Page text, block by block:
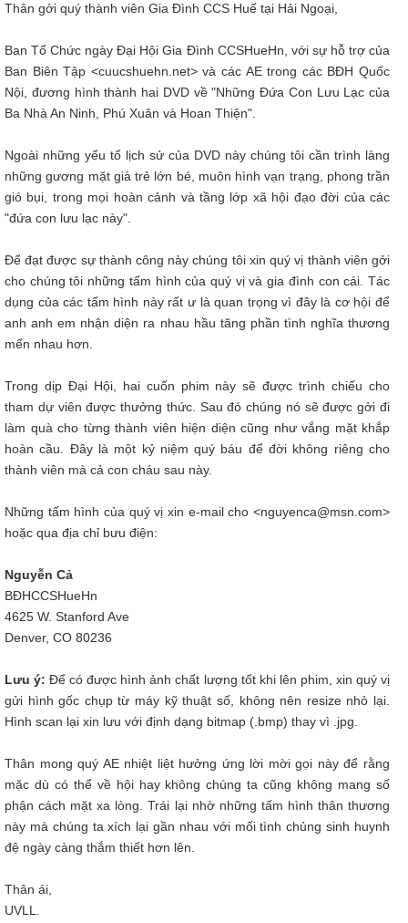
Thân gởi quý thành viên Gia Đình CCS Huế tại Hải Ngoại,
Ban Tổ Chức ngày Đại Hội Gia Đình CCSHueHn, với sự hỗ trợ của
Ban Biên Tập <cuucshuehn.net> và các AE trong các BĐH Quốc
Nội, đương hình thành hai DVD về "Những Đứa Con Lưu Lạc của
Ba Nhà An Ninh, Phú Xuân và Hoan Thiện".
Ngoài những yếu tố lịch sử của DVD này chúng tôi cần trình làng
những gương mặt già trẻ lớn bé, muôn hình vạn trạng, phong trần
gió bụi, trong mọi hoàn cảnh và tầng lớp xã hội đạo đời của các
"đứa con lưu lạc này".
Để đạt được sự thành công này chúng tôi xin quý vị thành viên gởi
cho chúng tôi những tấm hình của quý vị và gia đình con cái. Tác
dụng của các tấm hình này rất ư là quan trọng vì đây là cơ hội để
anh anh em nhận diện ra nhau hầu tăng phần tình nghĩa thương
mến nhau hơn.
Trong dịp Đại Hội, hai cuốn phim này sẽ được trình chiếu cho
tham dự viên được thưởng thức. Sau đó chúng nó sẽ được gởi đi
làm quà cho từng thành viên hiện diện cũng như vắng mặt khắp
hoàn cầu. Đây là một kỷ niệm quý báu để đời không riêng cho
thành viên mà cả con cháu sau này.
Những tấm hình của quý vị xin e-mail cho <nguyenca@msn.com>
hoặc qua địa chỉ bưu điện:
Nguyễn Cả
BĐHCCSHueHn
4625 W. Stanford Ave
Denver, CO 80236
Lưu ý: Để có được hình ảnh chất lượng tốt khi lên phim, xin quý vị
gửi hình gốc chụp từ máy kỹ thuật số, không nên resize nhỏ lại.
Hình scan lại xin lưu với định dạng bitmap (.bmp) thay vì .jpg.
Thân mong quý AE nhiệt liệt hưởng ứng lời mời gọi này để rằng
mặc dù có thể về hội hay không chúng ta cũng không mang số
phận cách mặt xa lòng. Trái lại nhờ những tấm hình thân thương
này mà chúng ta xích lại gần nhau với mối tình chủng sinh huynh
đệ ngày càng thắm thiết hơn lên.
Thân ái,
UVLL.